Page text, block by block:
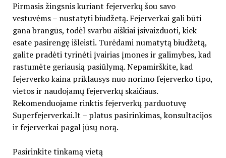
Pirmasis žingsnis kuriant fejerverkų šou savo
vestuvėms – nustatyti biudžetą. Fejerverkai gali būti
gana brangūs, todėl svarbu aiškiai įsivaizduoti, kiek
esate pasirengę išleisti. Turėdami numatytą biudžetą,
galite pradėti tyrinėti įvairias įmones ir galimybes, kad
rastumėte geriausią pasiūlymą. Nepamirškite, kad
fejerverko kaina priklausys nuo norimo fejerverko tipo,
vietos ir naudojamų fejerverkų skaičiaus.
Rekomenduojame rinktis fejerverkų parduotuvę
Superfejerverkai.lt – platus pasirinkimas, konsultacijos
ir fejerverkai pagal jūsų norą.
Pasirinkite tinkamą vietą